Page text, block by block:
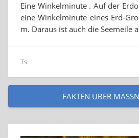
Eine Winkelminute . Auf der
eine Winkelminute eines Erd-
m. Daraus ist auch die Seemeile
Ts
FAKTEN ÜBER